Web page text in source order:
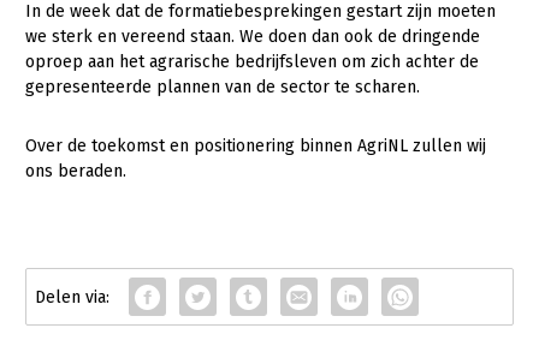
Vleesveehouderij
Mensen
Bestuur en Directie
Medewerkers
Vakgroepbestuurders
Jaarverslag 2023
Vacatures
Pers
In de week dat de formatiebesprekingen gestart zijn moeten
we sterk en vereend staan. We doen dan ook de dringende
oproep aan het agrarische bedrijfsleven om zich achter de
gepresenteerde plannen van de sector te scharen.
Over de toekomst en positionering binnen AgriNL zullen wij
ons beraden.